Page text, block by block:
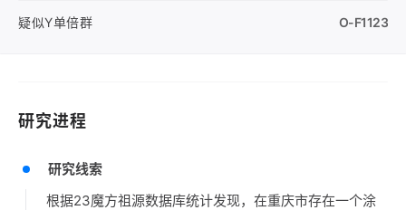
疑似Y单倍群 O-F1123
研究进程
研究线索
根据23魔方祖源数据库统计发现，在重庆市存在一个涂